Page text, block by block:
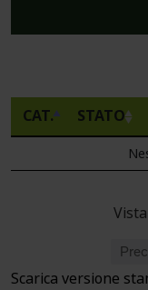
CAT. STATO
Scarica versione